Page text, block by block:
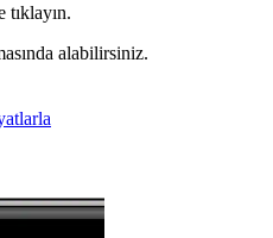
tıklayın.
alabilirsiniz.